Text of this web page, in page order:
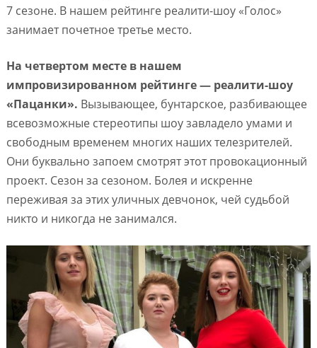
7 сезоне. В нашем рейтинге реалити-шоу «Голос»
занимает почетное третье место.
На четвертом месте в нашем
импровизированном рейтинге — реалити-шоу
«Пацанки». Вызывающее, бунтарское, разбивающее
всевозможные стереотипы шоу завладело умами и
свободным временем многих наших телезрителей.
Они буквально запоем смотрят этот провокационный
проект. Сезон за сезоном. Болея и искренне
переживая за этих уличных девчонок, чей судьбой
никто и никогда не занимался.